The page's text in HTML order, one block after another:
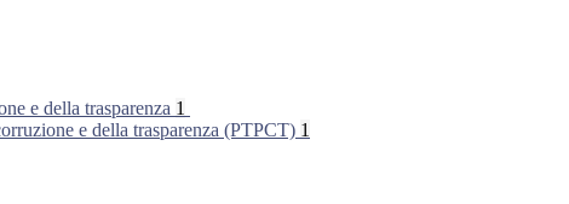
e della trasparenza 1
e della trasparenza (PTPCT) 1